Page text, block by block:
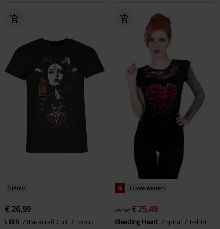
Nieuw
€ 26,99
Lilith Blackcraft Cult T-shirt
% Grote maten
vanaf€ 25,49
Bleeding Heart Spiral T-shirt